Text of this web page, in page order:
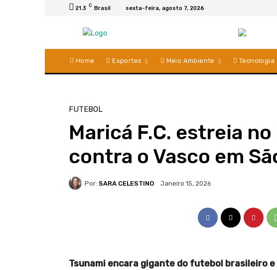
21.3 C Brasil sexta-feira, agosto 7, 2026
Home Esportes Meio Ambiente Tecnologia
FUTEBOL
Maricá F.C. estreia
contra o Vasco em
Por: SARA CELESTINO Janeiro 15, 2026
Tsunami encara gigante do futebol brasileiro